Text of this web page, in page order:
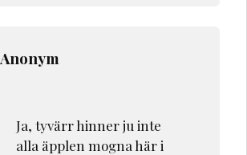
Anonym
Ja, tyvärr hinner ju inte
alla äpplen mogna här i